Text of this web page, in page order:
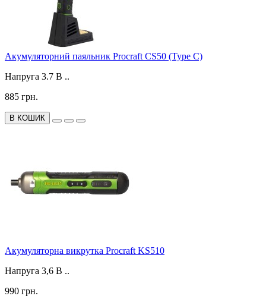
Акумуляторний паяльник Procraft CS50 (Type C)
Напруга 3.7 В ..
885 грн.
В КОШИК
Акумуляторна викрутка Procraft KS510
Напруга 3,6 В ..
990 грн.